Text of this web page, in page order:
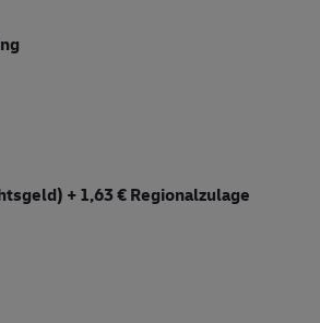
+ 1,63 € Regionalzulage